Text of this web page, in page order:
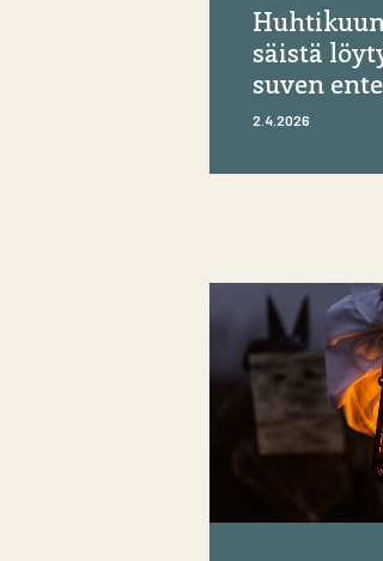
säistä
suven
2.4.2026